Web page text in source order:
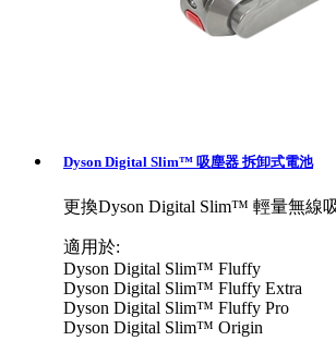
Dyson Digital Slim™ 吸塵器 拆卸式電池
更換Dyson Digital Slim™ 輕量無線
適用於:
Dyson Digital Slim™ Fluffy
Dyson Digital Slim™ Fluffy Extra
Dyson Digital Slim™ Fluffy Pro
Dyson Digital Slim™ Origin